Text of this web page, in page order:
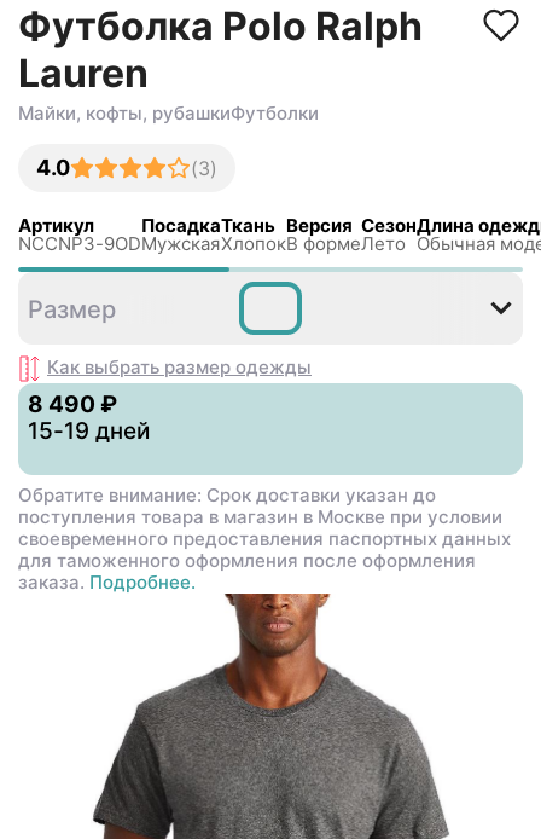
Футболка Polo Ralph
Lauren
Майки, кофты, рубашкиФутболки
4.0 (3)
Артикул
NCCNP3-9OD
Посадка
Мужская
Ткань
Хлопок
Версия
В форме
Сезон
Лето
Длина
Обычная
XXL
Размер
Как выбрать размер одежды
8 490 ₽
15-19 дней
Обратите внимание: Срок доставки указан до
поступления товара в магазин в Москве при условии
своевременного предоставления паспортных данных
для таможенного оформления после оформления
заказа. Подробнее.